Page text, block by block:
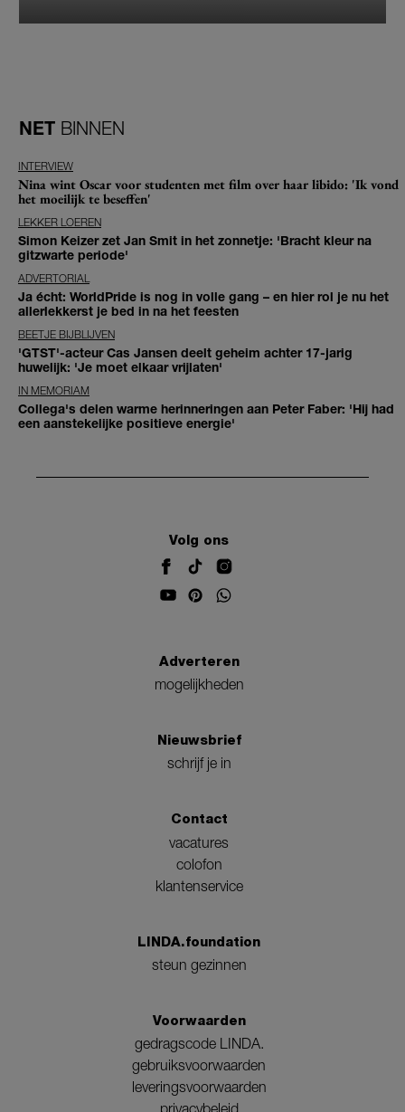
NET BINNEN
INTERVIEW
Nina wint Oscar voor studenten met film over haar libido: 'Ik vond
het moeilijk te beseffen'
LEKKER LOEREN
Simon Keizer zet Jan Smit in het zonnetje: 'Bracht kleur na
gitzwarte periode'
ADVERTORIAL
Ja écht: WorldPride is nog in volle gang – en hier rol je nu het
allerlekkerst je bed in na het feesten
BEETJE BIJBLIJVEN
'GTST'-acteur Cas Jansen deelt geheim achter 17-jarig
huwelijk: 'Je moet elkaar vrijlaten'
IN MEMORIAM
Collega's delen warme herinneringen aan Peter Faber: 'Hij had
een aanstekelijke positieve energie'
Volg ons
Adverteren
mogelijkheden
Nieuwsbrief
schrijf je in
Contact
vacatures
colofon
klantenservice
LINDA.foundation
steun gezinnen
Voorwaarden
gedragscode LINDA.
gebruiksvoorwaarden
leveringsvoorwaarden
privacybeleid